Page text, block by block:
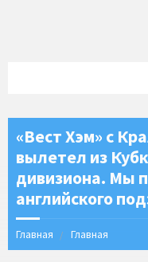
«Вест Хэм» с
вылетел из
дивизиона. Мы
английского
Главная Главная